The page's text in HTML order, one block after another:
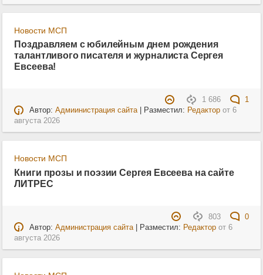
Новости МСП
Поздравляем с юбилейным днем рождения
талантливого писателя и журналиста Сергея
Евсеева!
1 686
1
Автор: Адмиинистрация сайта| Разместил: Редакторот 6
августа 2026
Новости МСП
Книги прозы и поэзии Сергея Евсеева на сайте
ЛИТРЕС
803
0
Автор: Администрация сайта| Разместил: Редакторот 6
августа 2026